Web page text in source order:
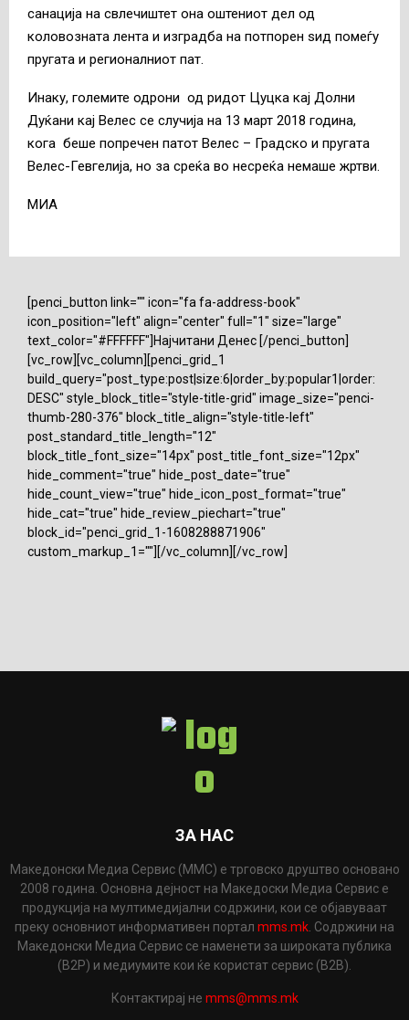
санација на свлечиштет она оштениот дел од
коловозната лента и изградба на потпорен ѕид помеѓу
пругата и регионалниот пат.
Инаку, големите одрони од ридот Цуцка кај Долни
Дуќани кај Велес се случија на 13 март 2018 година,
кога беше попречен патот Велес – Градско и пругата
Велес-Гевгелија, но за среќа во несреќа немаше жртви.
МИА
[penci_button link="" icon="fa fa-address-book"
icon_position="left" align="center" full="1" size="large"
text_color="#FFFFFF"]Најчитани Денес [/penci_button]
[vc_row][vc_column][penci_grid_1
build_query="post_type:post|size:6|order_by:popular1|order:
DESC" style_block_title="style-title-grid" image_size="penci-
thumb-280-376" block_title_align="style-title-left"
post_standard_title_length="12"
block_title_font_size="14px" post_title_font_size="12px"
hide_comment="true" hide_post_date="true"
hide_count_view="true" hide_icon_post_format="true"
hide_cat="true" hide_review_piechart="true"
block_id="penci_grid_1-1608288871906"
custom_markup_1=""][/vc_column][/vc_row]
ЗА НАС
Македонски Медиа Сервис (ММС) е трговско друштво основано
2008 година. Основна дејност на Македоски Медиа Сервис е
продукција на мултимедијални содржини, кои се објавуваат
преку основниот информативен портал mms.mk . Содржини на
Македонски Медиа Сервис се наменети за широката публика
(B2P) и медиумите кои ќе користат сервис (B2B).
Контактирај не mms@mms.mk